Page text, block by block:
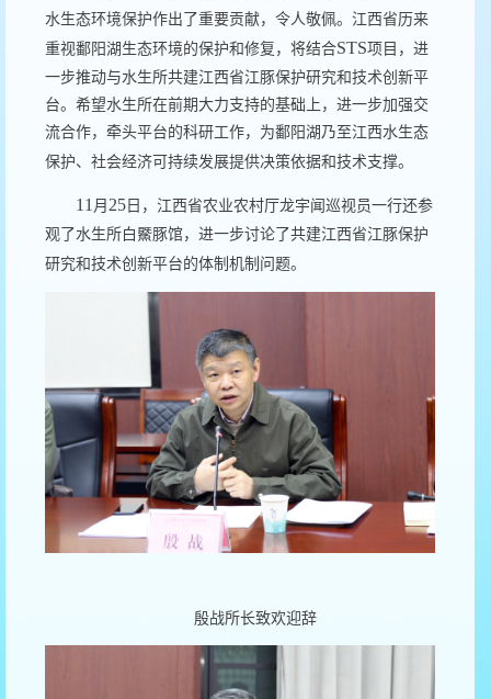
水生态环境保护作出了重要贡献，令人敬佩。江西省历来
重视鄱阳湖生态环境的保护和修复，将结合STS项目，进
一步推动与水生所共建江西省江豚保护研究和技术创新平
台。希望水生所在前期大力支持的基础上，进一步加强交
流合作，牵头平台的科研工作，为鄱阳湖乃至江西水生态
保护、社会经济可持续发展提供决策依据和技术支撑。
11月 25 日，江西省农业农村厅龙宇闻巡视员一行还参
观了水生所白鱀豚馆，进一步讨论了共建江西省江豚保护
研究和技术创新平台的体制机制问题。
殷战所长致欢迎辞